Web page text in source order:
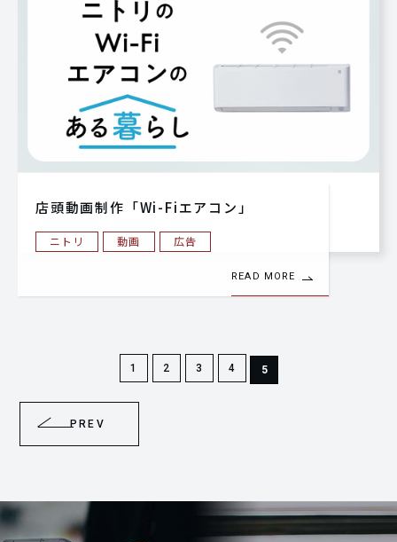
店頭動画制作「Wi-Fiエアコン」
ニトリ 動画 広告
READ MORE
PREV
1 2 3 4 5